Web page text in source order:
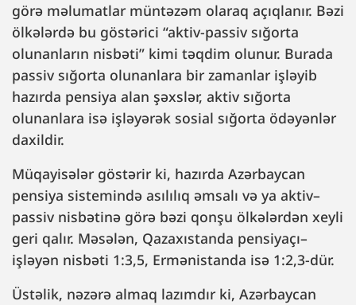
görə məlumatlar müntəzəm olaraq açıqlanır. Bəzi
ölkələrdə bu göstərici “aktiv-passiv sığorta
olunanların nisbəti” kimi təqdim olunur. Burada
passiv sığorta olunanlara bir zamanlar işləyib
hazırda pensiya alan şəxslər, aktiv sığorta
olunanlara isə işləyərək sosial sığorta ödəyənlər
daxildir.
Müqayisələr göstərir ki, hazırda Azərbaycan
pensiya sistemində asılılıq əmsalı və ya aktiv–
passiv nisbətinə görə bəzi qonşu ölkələrdən xeyli
geri qalır. Məsələn, Qazaxıstanda pensiyaçı–
işləyən nisbəti 1:3,5, Ermənistanda isə 1:2,3-dür.
Üstəlik, nəzərə almaq lazımdır ki, Azərbaycan